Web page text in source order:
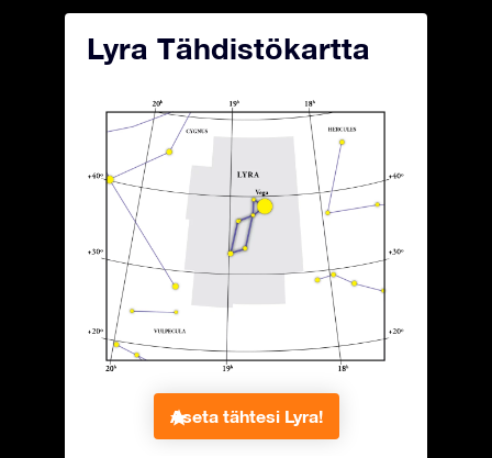
Lyra Tähdistökartta
Aseta tähtesi Lyra!